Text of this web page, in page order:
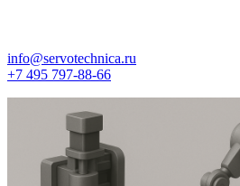
info@servotechnica.ru
+7 495 797-88-66